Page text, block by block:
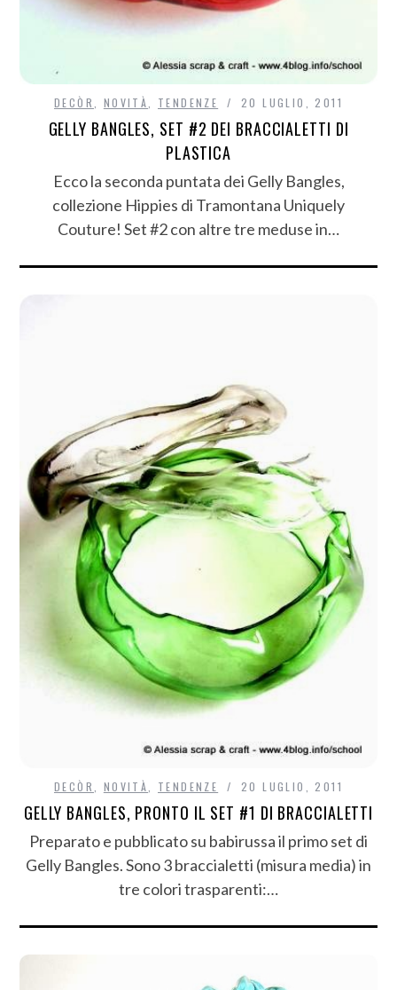
DECÒR NOVITÀ TENDENZE 20 LUGLIO, 2011
GELLY BANGLES, SET #2 DEI BRACCIALETTI DI
PLASTICA
Ecco la seconda puntata dei Gelly Bangles,
collezione Hippies di Tramontana Uniquely
Couture! Set #2 con altre tre meduse in…
DECÒR, NOVITÀ, TENDENZE 20 LUGLIO, 2011
GELLY BANGLES, PRONTO IL SET #1 DI BRACCIALETTI
Preparato e pubblicato su babirussa il primo set di
Gelly Bangles. Sono 3 braccialetti (misura media) in
tre colori trasparenti:…